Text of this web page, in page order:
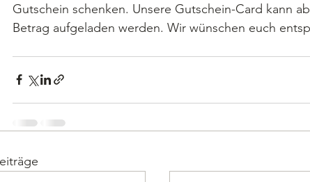
Gutschein schenken. Unsere Gutschein-Card kann
Betrag aufgeladen werden. Wir wünschen euch